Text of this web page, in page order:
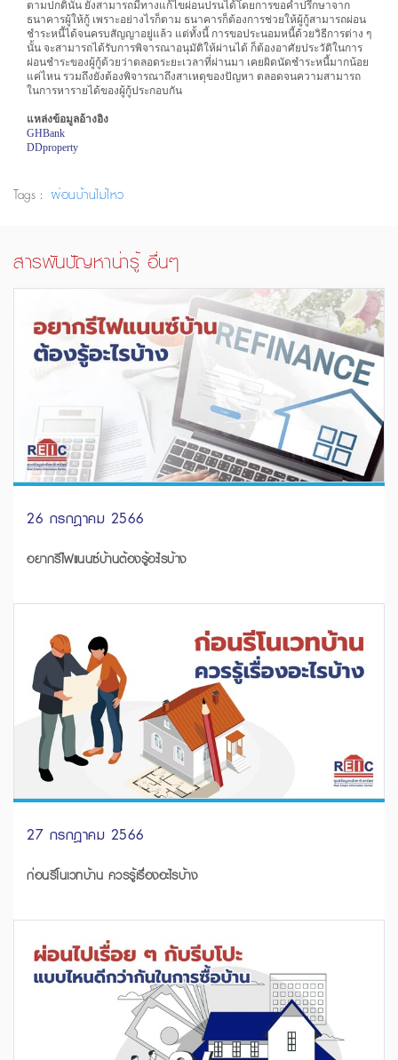
ตามปกตินั้น ยังสามารถมีทางแก้ไขผ่อนปรนได้โดยการขอคำปรึกษาจาก
ธนาคารผู้ให้กู้ เพราะอย่างไรก็ตาม ธนาคารก็ต้องการช่วยให้ผู้กู้สามารถผ่อน
ชำระหนี้ได้จนครบสัญญาอยู่แล้ว แต่ทั้งนี้ การขอประนอมหนี้ด้วยวิธีการต่าง ๆ
นั้น จะสามารถได้รับการพิจารณาอนุมัติให้ผ่านได้ ก็ต้องอาศัยประวัติในการ
ผ่อนชำระของผู้กู้ด้วยว่าตลอดระยะเวลาที่ผ่านมา เคยผิดนัดชำระหนี้มากน้อย
แค่ไหน รวมถึงยังต้องพิจารณาถึงสาเหตุของปัญหา ตลอดจนความสามารถ
ในการหารายได้ของผู้กู้ประกอบกัน
แหล่งข้อมูลอ้างอิง
GHBank
DDproperty
Tags : ผ่อนบ้านไม่ไหว
สารพันปัญหาน่ารู้ อื่นๆ
26 กรกฎาคม 2566
อยากรีไฟแนนซ์บ้านต้องรู้อะไรบ้าง
27 กรกฎาคม 2566
ก่อนรีโนเวทบ้าน ควรรู้เรื่องอะไรบ้าง